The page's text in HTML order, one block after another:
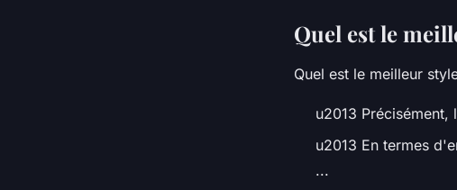
Quel stylet choisir ?
Quel est le
Quel est le meilleur
u2013
u2013 En termes
...